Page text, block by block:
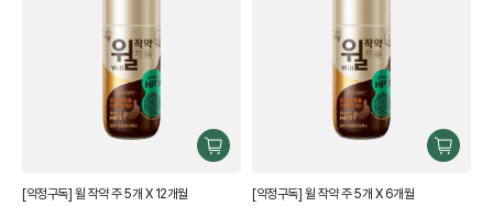
구
[약정구독] 윌 작약 주 5개 X 12개월
구
[약정구독] 윌 작약 주 5개 X 6개월